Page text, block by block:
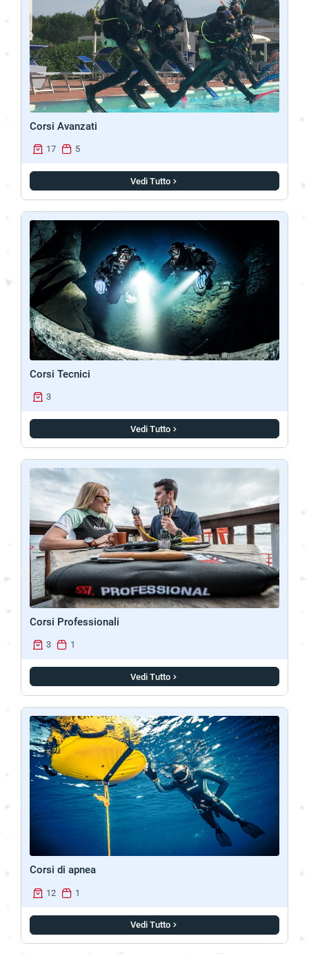
Corsi Avanzati
17 5
Vedi Tutto
Corsi Tecnici
3
Vedi Tutto
Corsi Professionali
3 1
Vedi Tutto
Corsi di apnea
12 1
Vedi Tutto